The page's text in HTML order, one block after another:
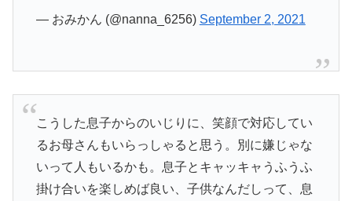
— おみかん (@nanna_6256) September 2, 2021
こうした息子からのいじりに、笑顔で対応してい
るお母さんもいらっしゃると思う。別に嫌じゃな
いって人もいるかも。息子とキャッキャうふうふ
掛け合いを楽しめば良い、子供なんだしって、息